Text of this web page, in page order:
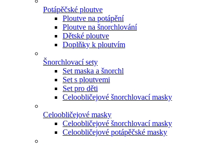
Potápěčské ploutve
Ploutve na potápění
Ploutve na šnorchlování
Dětské ploutve
Doplňky k ploutvím
Šnorchlovací sety
Set maska a šnorchl
Set s ploutvemi
Set pro děti
Celoobličejové šnorchlovací masky
Celoobličejové masky
Celoobličejové šnorchlovací masky
Celoobličejové potápěčské masky